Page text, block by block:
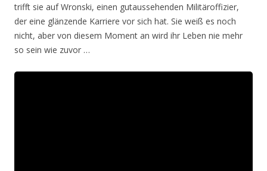
trifft sie auf Wronski, einen gutaussehenden Militäroffizier,
der eine glänzende Karriere vor sich hat. Sie weiß es noch
nicht, aber von diesem Moment an wird ihr Leben nie mehr
so sein wie zuvor …